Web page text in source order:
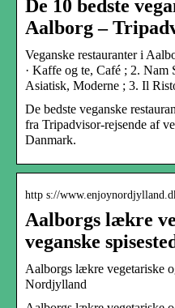
De 10 bedste
Aalborg –
Veganske restauranter i
· Kaffe og te, Café ; 2.
Asiatisk, Moderne ; 3. Il
De bedste veganske
fra Tripadvisor-rejsende af
Danmark.
http s://
Aalborgs lækre
veganske
Aalborgs lækre vegetariske
Nordjylland